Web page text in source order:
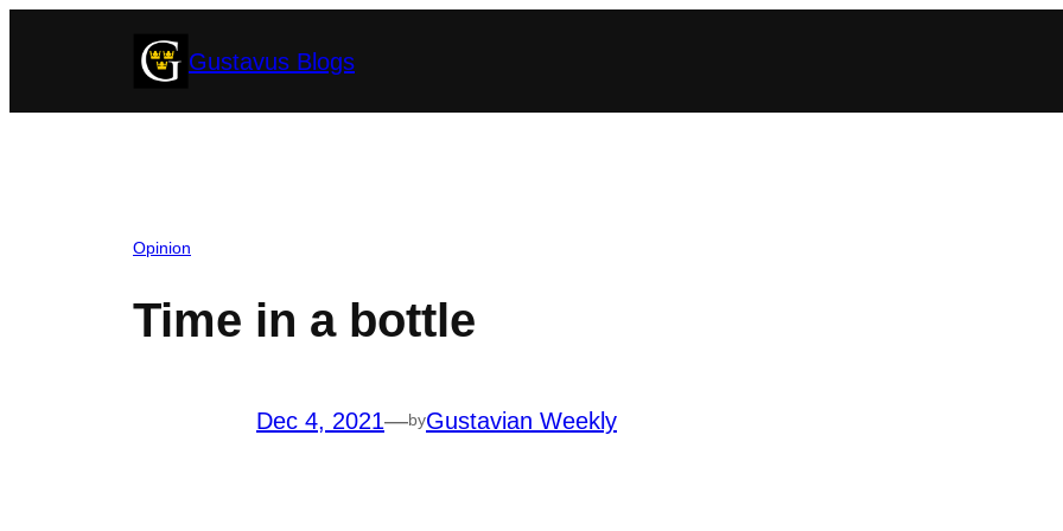
Gustavus Blogs
Opinion
Time in a bottle
Dec 4, 2021—byGustavian Weekly